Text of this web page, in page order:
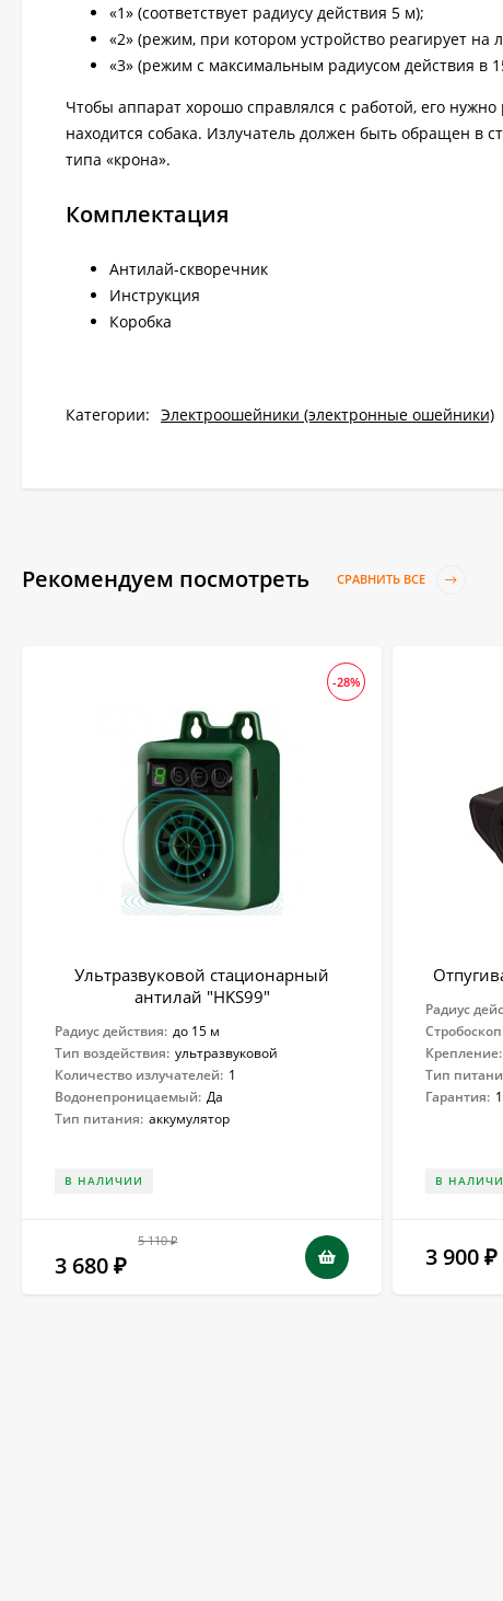
«1» (соответствует радиусу действия 5 м);
«2» (режим, при котором устройство реагирует на
«3» (режим с максимальным радиусом действия в
Чтобы аппарат хорошо справлялся с работой, его
находится собака. Излучатель должен быть обращен в
типа «крона».
Комплектация
Антилай-скворечник
Инструкция
Коробка
Категории: Электроошейники (электронные ошейники)
Рекомендуем посмотреть СРАВНИТЬ ВСЕ
-28%
Ультразвуковой стационарный
антилай "HKS99"
Радиус действия: до 15 м
Тип воздействия: ультразвуковой
Количество излучателей: 1
Водонепроницаемый: Да
Тип питания: аккумулятор
В НАЛИЧИИ
5 110₽
3 680 ₽
Радиус
Крепление:
Тип
Гарантия:
В
3 900₽